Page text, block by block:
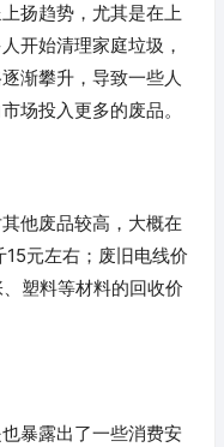
扬趋势，尤其是在上
开始清理家庭垃圾，
渐攀升，导致一些人
场投入更多的废品。
他废品较高，大概在
元左右；废旧电线价
塑料等材料的回收价
暴露出了一些消费安